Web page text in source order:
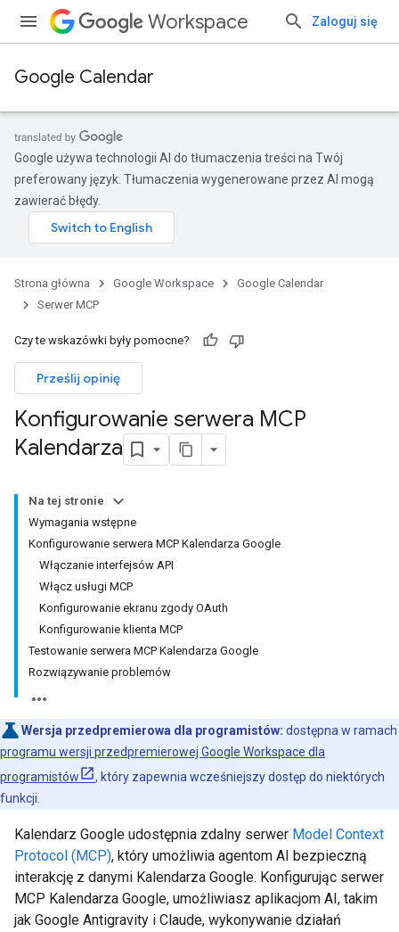
Workspace Zaloguj się
Google Calendar
Google używa technologii AI do tłumaczenia treści na Twój
preferowany język. Tłumaczenia wygenerowane przez AI mogą
zawierać błędy.
Strona główna Google Workspace
Google Calendar
Serwer MCP
Czy te wskazówki były pomocne?
Prześlij opinię
Konfigurowanie serwera MCP
Kalendarza
Na tej stronie
Wymagania wstępne
Konfigurowanie serwera MCP Kalendarza Google
Włączanie interfejsów API
Włącz usługi MCP
Konfigurowanie ekranu zgody OAuth
Konfigurowanie klienta MCP
Testowanie serwera MCP Kalendarza Google
Rozwiązywanie problemów
Wersja przedpremierowa dla programistów: dostępna w ramach
programu wersji przedpremierowej Google Workspace dla
programistów
, który zapewnia wcześniejszy dostęp do niektórych
funkcji.
Kalendarz Google udostępnia zdalny serwer Model Context
Protocol (MCP), który umożliwia agentom AI bezpieczną
interakcję z danymi Kalendarza Google. Konfigurując serwer
MCP Kalendarza Google, umożliwiasz aplikacjom AI, takim
jak Google Antigravity i Claude, wykonywanie działań